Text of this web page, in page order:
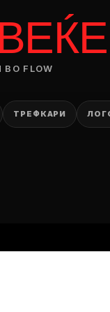
FLOW
ТРЕФКАРИ
ВО КЕШ